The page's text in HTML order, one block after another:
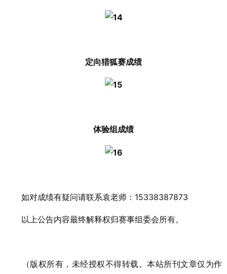
定向猎狐赛成绩
体验组成绩
如对成绩有疑问请联系袁老师：15338387873
以上公告内容最终解释权归赛事组委会所有。
（版权所有，未经授权不得转载。本站所刊文章仅为作